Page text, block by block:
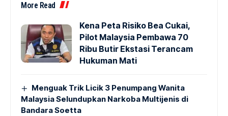
More Read
Kena Peta Risiko Bea Cukai,
Pilot Malaysia Pembawa 70
Ribu Butir Ekstasi Terancam
Hukuman Mati
Menguak Trik Licik 3 Penumpang Wanita
Malaysia Selundupkan Narkoba Multijenis di
Bandara Soetta